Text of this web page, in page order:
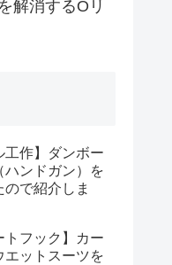
解消するOリ
工作】ダンボー
ハンドガン）を
で紹介しま
トフック】カー
エットスーツを